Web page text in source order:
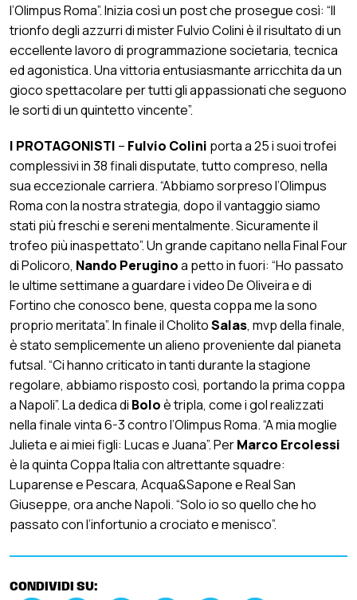
l’Olimpus Roma”. Inizia così un post che prosegue così: “Il
trionfo degli azzurri di mister Fulvio Colini è il risultato di un
eccellente lavoro di programmazione societaria, tecnica
ed agonistica. Una vittoria entusiasmante arricchita da un
gioco spettacolare per tutti gli appassionati che seguono
le sorti di un quintetto vincente”.
I PROTAGONISTI – Fulvio Colini porta a 25 i suoi trofei
complessivi in 38 finali disputate, tutto compreso, nella
sua eccezionale carriera. “Abbiamo sorpreso l’Olimpus
Roma con la nostra strategia, dopo il vantaggio siamo
stati più freschi e sereni mentalmente. Sicuramente il
trofeo più inaspettato”. Un grande capitano nella Final Four
di Policoro, Nando Peruginoa petto in fuori: “Ho passato
le ultime settimane a guardare i video De Oliveira e di
Fortino che conosco bene, questa coppa me la sono
proprio meritata”. In finale il CholitoSalas, mvp della finale,
è stato semplicemente un alieno proveniente dal pianeta
futsal. “Ci hanno criticato in tanti durante la stagione
regolare, abbiamo risposto così, portando la prima coppa
a Napoli”. La dedica di Boloè tripla, come i gol realizzati
nella finale vinta 6-3 contro l’Olimpus Roma. “A mia moglie
Julieta e ai miei figli: Lucas e Juana”. PerMarco Ercolessi
è la quinta Coppa Italia con altrettante squadre:
Luparense e Pescara, Acqua&Sapone e Real San
Giuseppe, ora anche Napoli. “Solo io so quello che ho
passato con l’infortunio a crociato e menisco”.
CONDIVIDI SU: